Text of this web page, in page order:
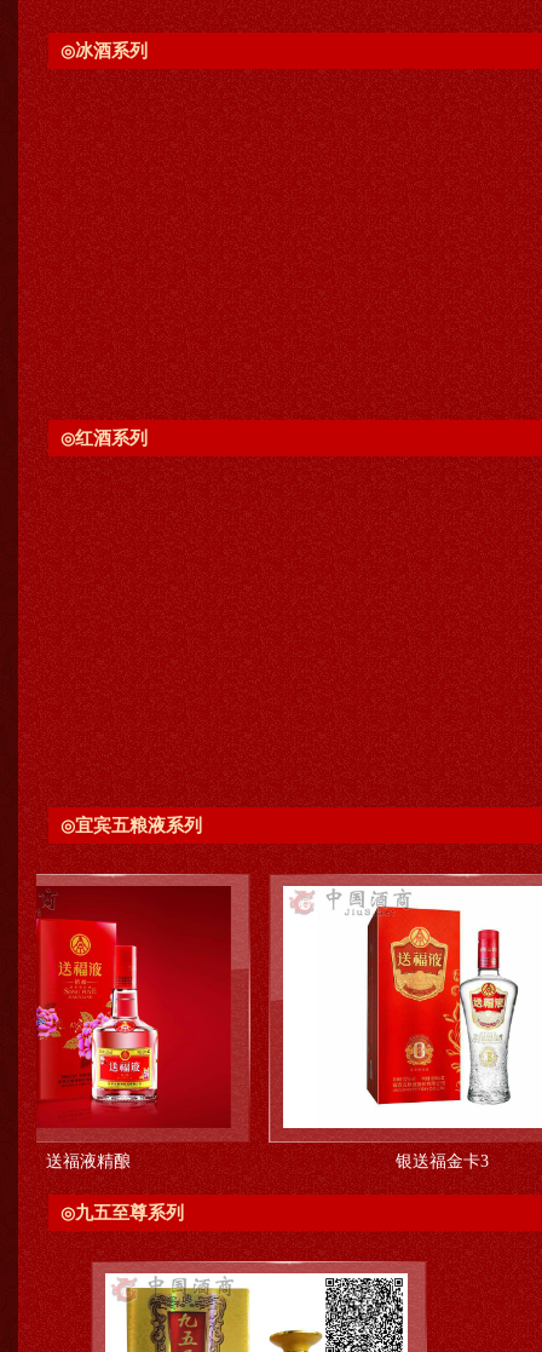
◎冰酒系列
◎红酒系列
◎宜宾五粮液系列
酿 银送福金卡3
◎九五至尊系列